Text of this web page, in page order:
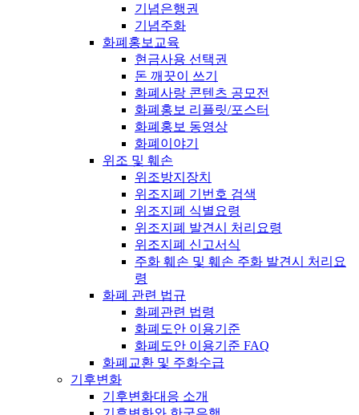
기념은행권
기념주화
화폐홍보교육
현금사용 선택권
돈 깨끗이 쓰기
화폐사랑 콘텐츠 공모전
화폐홍보 리플릿/포스터
화폐홍보 동영상
화폐이야기
위조 및 훼손
위조방지장치
위조지폐 기번호 검색
위조지폐 식별요령
위조지폐 발견시 처리요령
위조지폐 신고서식
주화 훼손 및 훼손 주화 발견시 처리요
령
화폐 관련 법규
화폐관련 법령
화폐도안 이용기준
화폐도안 이용기준 FAQ
화폐교환 및 주화수급
기후변화
기후변화대응 소개